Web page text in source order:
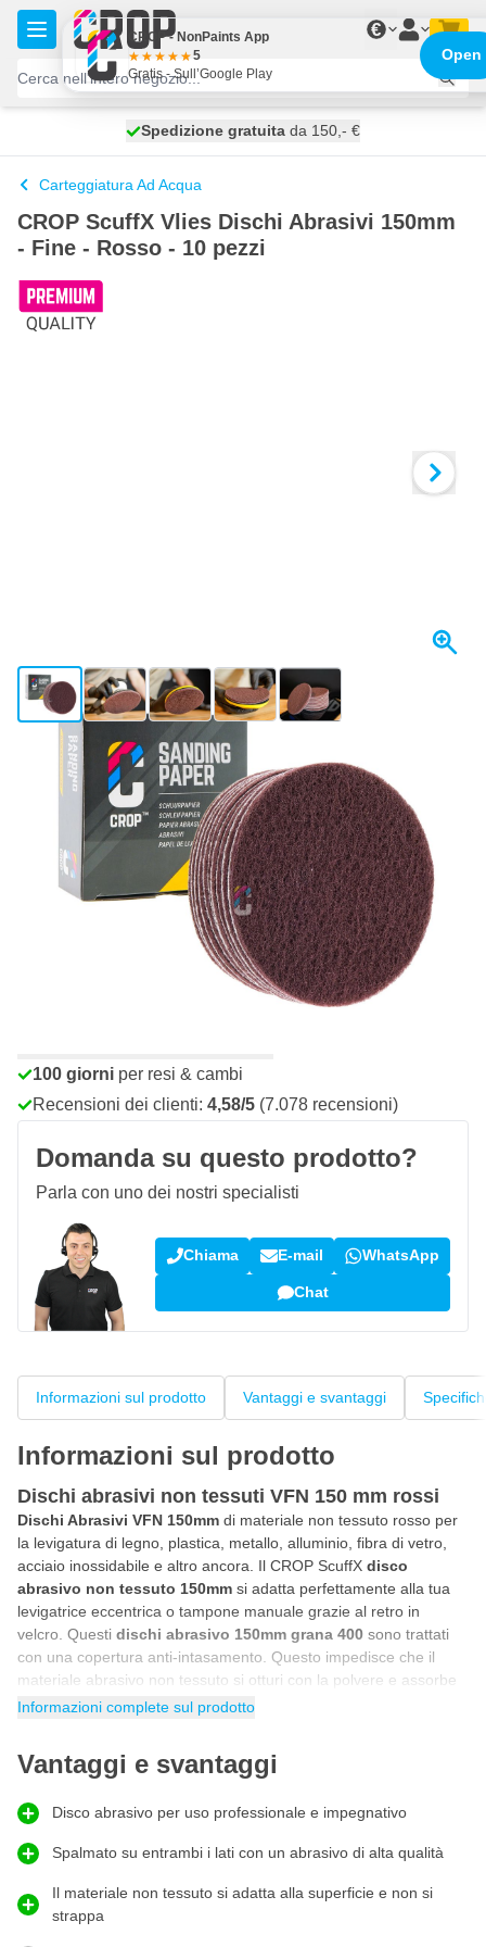
Salta al contenuto
€
spedito domani
Spedizione gratuita da 150,- €
100 giorni
Carteggiatura Ad Acqua
CROP ScuffX Vlies Dischi Abrasivi 150mm
- Fine - Rosso - 10 pezzi
View larger imageView larger imageView larger imageView larger image
Spedito domani
Variante
CROP ScuffX Vlies Dischi Abrasivi 150mm - Fine - Rosso - 10
19,15 € incl. IVA
Aggiungi al Carrello
spedito domani
100 giorni per resi & cambi
Recensioni dei clienti: 4,58/5 (7.078 recensioni)
Domanda su questo prodotto?
Parla con uno dei nostri specialisti
Chiama E-mail WhatsApp
Chat
Informazioni sul prodotto Vantaggi e svantaggi
Informazioni sul prodotto
Dischi abrasivi non tessuti VFN 150 mm rossi
Dischi Abrasivi VFN 150mm di materiale non tessuto rosso per
la levigatura di legno, plastica, metallo, alluminio, fibra di vetro,
acciaio inossidabile e altro ancora. Il CROP ScuffX disco
abrasivo non tessuto 150mm si adatta perfettamente alla tua
levigatrice eccentrica o tampone manuale grazie al retro in
velcro. Questi dischi abrasivo 150mm grana 400 sono trattati
con una copertura anti-intasamento. Questo impedisce che il
materiale abrasivo non tessuto si otturi con la polvere e assorbe
la pressione durante la levigatura. Con questo
Vuoi levigare curve in modo che anche le forme rotonde possano
essere levigate bene con una levigatrice o un tampone manuale?
Questi dischi abrasivo VFN 150mm di CROP si adattano grazie al
abrasivo non tessuto segue la forma della superficie permettendo
così di levigare anche le curve in modo efficace. In questo modo,
Informazioni complete sul prodotto
Vantaggi e svantaggi
Disco abrasivo per uso professionale e impegnativo
Spalmato su entrambi i lati con un abrasivo di alta qualità
Il materiale non tessuto si adatta alla superficie e non si
strappa
CROP - NonPaints App
5
Gratis - Sull’Google Play
Open